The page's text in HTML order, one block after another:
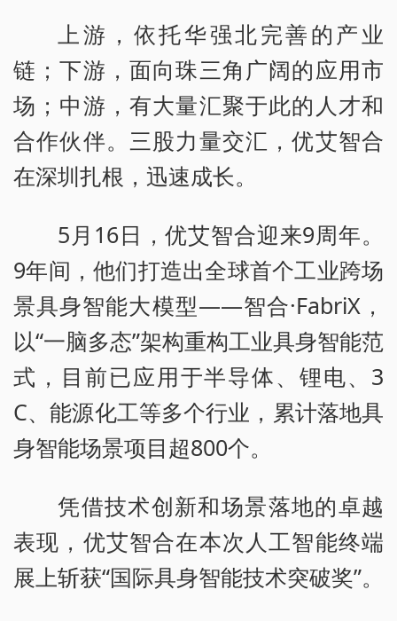
上游，依托华强北完善的产业
链；下游，面向珠三角广阔的应用市
场；中游，有大量汇聚于此的人才和
合作伙伴。三股力量交汇，优艾智合
在深圳扎根，迅速成长。
5月16日，优艾智合迎来9周年。
9年间，他们打造出全球首个工业跨场
景具身智能大模型——智合·FabriX，
以“一脑多态”架构重构工业具身智能范
式，目前已应用于半导体、锂电、3
C、能源化工等多个行业，累计落地具
身智能场景项目超800个。
凭借技术创新和场景落地的卓越
表现，优艾智合在本次人工智能终端
展上斩获“国际具身智能技术突破奖”。